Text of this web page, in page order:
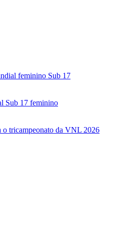
feminino Sub 17
Sub 17 feminino
o tricampeonato da VNL 2026